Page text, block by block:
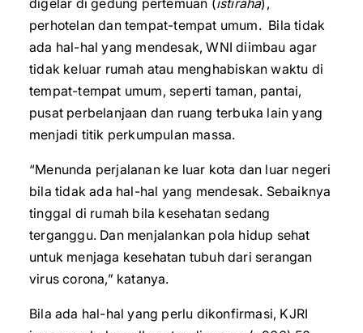
digelar di gedung pertemuan (istiraha),
perhotelan dan tempat-tempat umum. Bila tidak
ada hal-hal yang mendesak, WNI diimbau agar
tidak keluar rumah atau menghabiskan waktu di
tempat-tempat umum, seperti taman, pantai,
pusat perbelanjaan dan ruang terbuka lain yang
menjadi titik perkumpulan massa.
“Menunda perjalanan ke luar kota dan luar negeri
bila tidak ada hal-hal yang mendesak. Sebaiknya
tinggal di rumah bila kesehatan sedang
terganggu. Dan menjalankan pola hidup sehat
untuk menjaga kesehatan tubuh dari serangan
virus corona,” katanya.
Bila ada hal-hal yang perlu dikonfirmasi, KJRI